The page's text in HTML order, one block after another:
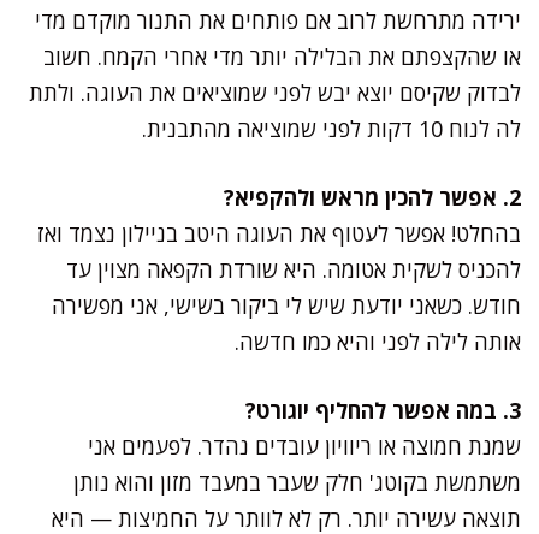
ירידה מתרחשת לרוב אם פותחים את התנור מוקדם מדי
או שהקצפתם את הבלילה יותר מדי אחרי הקמח. חשוב
לבדוק שקיסם יוצא יבש לפני שמוציאים את העוגה. ולתת
לה לנוח 10 דקות לפני שמוציאה מהתבנית.
2. אפשר להכין מראש ולהקפיא?
בהחלט! אפשר לעטוף את העוגה היטב בניילון נצמד ואז
להכניס לשקית אטומה. היא שורדת הקפאה מצוין עד
חודש. כשאני יודעת שיש לי ביקור בשישי, אני מפשירה
אותה לילה לפני והיא כמו חדשה.
3. במה אפשר להחליף יוגורט?
שמנת חמוצה או ריוויון עובדים נהדר. לפעמים אני
משתמשת בקוטג' חלק שעבר במעבד מזון והוא נותן
תוצאה עשירה יותר. רק לא לוותר על החמיצות — היא